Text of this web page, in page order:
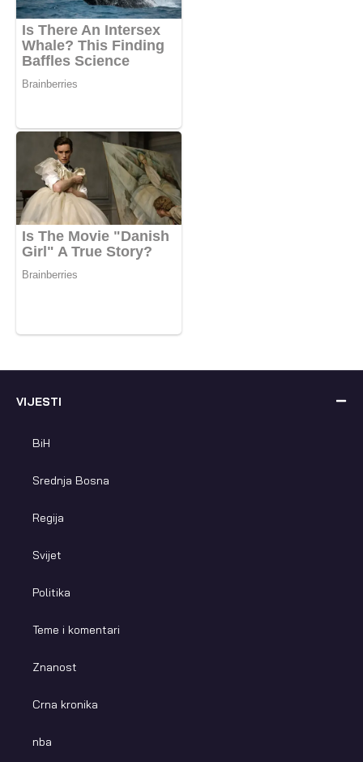
VIJESTI
BiH
Srednja Bosna
Regija
Svijet
Politika
Teme i komentari
Znanost
Crna kronika
nba